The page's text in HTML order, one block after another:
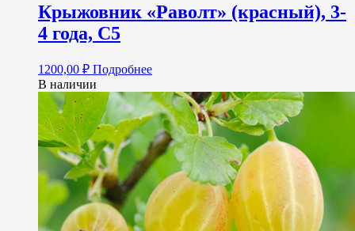
Крыжовник «Раволт» (красный), 3-
4 года, С5
1200,00 ₽ Подробнее
В наличии